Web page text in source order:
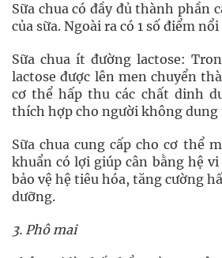
Sữa chua có đầy đủ thành phần
của sữa. Ngoài ra có 1 số điểm
Sữa chua ít đường lactose:
lactose được lên men chuyển
cơ thể hấp thu các chất dinh
thích hợp cho người không dung
Sữa chua cung cấp cho cơ thể
khuẩn có lợi giúp cân bằng hệ
bảo vệ hệ tiêu hóa, tăng cường
dưỡng.
3. Phô mai